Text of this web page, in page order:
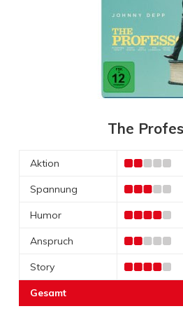
The
Aktion
Spannung
Humor
Anspruch
Story
Gesamt